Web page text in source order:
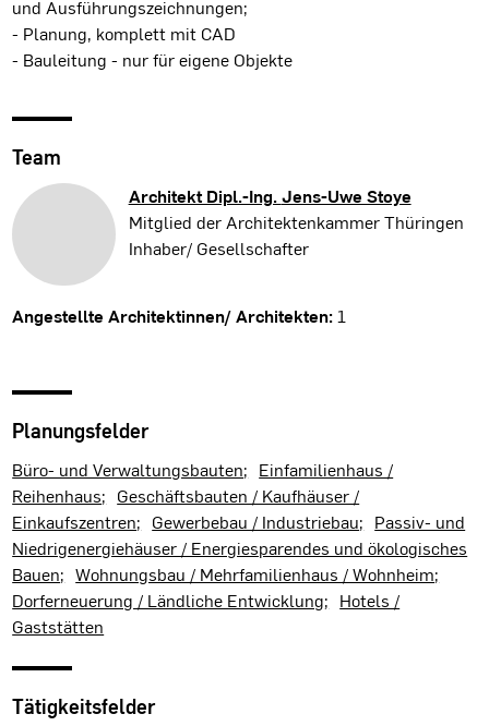
und Ausführungszeichnungen;
- Planung, komplett mit CAD
- Bauleitung - nur für eigene Objekte
Team
Architekt Dipl.-Ing.Jens-Uwe Stoye
Mitglied der Architektenkammer Thüringen
Inhaber/ Gesellschafter
Angestellte Architektinnen/ Architekten:1
Planungsfelder
Büro- und Verwaltungsbauten
Einfamilienhaus /
Reihenhaus
Geschäftsbauten / Kaufhäuser /
Einkaufszentren
Gewerbebau / Industriebau
Passiv- und
Niedrigenergiehäuser / Energiesparendes und ökologisches
Bauen
Wohnungsbau / Mehrfamilienhaus / Wohnheim
Dorferneuerung / Ländliche Entwicklung
Hotels /
Gaststätten
Tätigkeitsfelder